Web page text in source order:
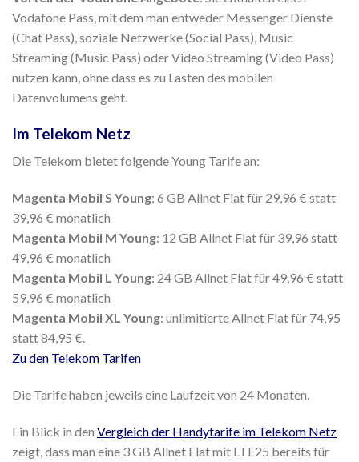
Vodafone Pass, mit dem man entweder Messenger Dienste
(Chat Pass), soziale Netzwerke (Social Pass), Music
Streaming (Music Pass) oder Video Streaming (Video Pass)
nutzen kann, ohne dass es zu Lasten des mobilen
Datenvolumens geht.
Im Telekom Netz
Die Telekom bietet folgende Young Tarife an:
Magenta Mobil S Young: 6 GB Allnet Flat für 29,96 € statt
39,96 € monatlich
Magenta Mobil M Young: 12 GB Allnet Flat für 39,96 statt
49,96 € monatlich
Magenta Mobil L Young: 24 GB Allnet Flat für 49,96 € statt
59,96 € monatlich
Magenta Mobil XL Young: unlimitierte Allnet Flat für 74,95
statt 84,95 €.
Zu den Telekom Tarifen
Die Tarife haben jeweils eine Laufzeit von 24 Monaten.
Ein Blick in den Vergleich der Handytarife im Telekom Netz
zeigt, dass man eine 3 GB Allnet Flat mit LTE25 bereits für